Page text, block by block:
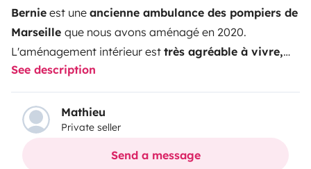
Bernie est une ancienne ambulance des pompiers de
Marseille que nous avons aménagé en 2020.
L'aménagement intérieur est très agréable à vivre,
nous y avons vécu 1 an pour voyager et découvrir nos
beaux paysages français.Très facile à conduire (c'est
un semi-
automatique
saisons
sur les roues motrices.
(plusieurs fenêtres avec rideaux occultants)
See description
Mathieu
Private seller
Send a message